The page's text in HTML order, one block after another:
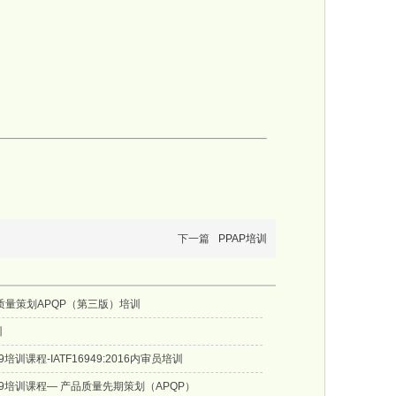
下一篇 PPAP培训
量策划APQP（第三版）培训
培训课程-IATF16949:2016内审员培训
培训课程— 产品质量先期策划（APQP）